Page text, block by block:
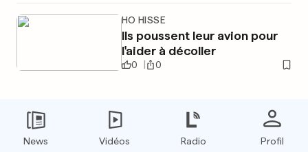
HO HISSE
Ils poussent leur avion pour
l'aider à décoller
0 0
News Vidéos Radio Profil